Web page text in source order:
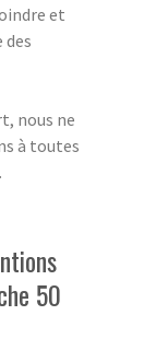
et
nous ne
à toutes
50